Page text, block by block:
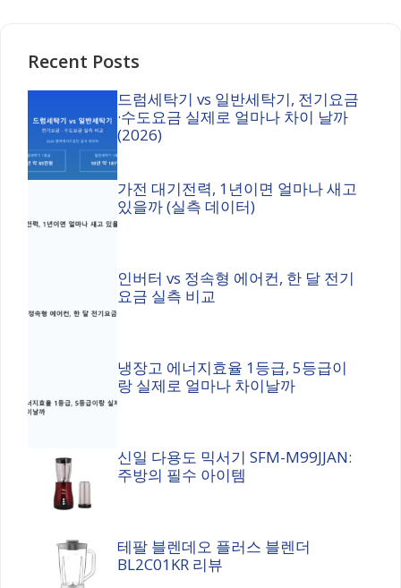
Recent Posts
드럼세탁기 vs 일반세탁기, 전기요금
·수도요금 실제로 얼마나 차이 날까
(2026)
가전 대기전력, 1년이면 얼마나 새고
있을까 (실측 데이터)
인버터 vs 정속형 에어컨, 한 달 전기
요금 실측 비교
냉장고 에너지효율 1등급, 5등급이
랑 실제로 얼마나 차이날까
신일 다용도 믹서기 SFM-M99JJAN:
주방의 필수 아이템
테팔 블렌데오 플러스 블렌더
BL2C01KR 리뷰